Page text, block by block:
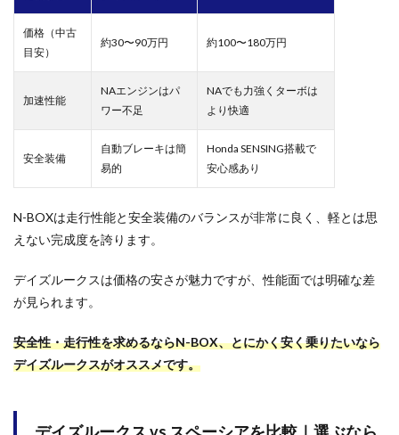
価格（中古
目安）
約30〜90万円 約100〜180万円
加速性能
NAエンジンはパ
ワー不足
NAでも力強くターボは
より快適
安全装備
自動ブレーキは簡
易的
Honda SENSING搭載で
安心感あり
N-BOXは走行性能と安全装備のバランスが非常に良く、軽とは思
えない完成度を誇ります。
デイズルークスは価格の安さが魅力ですが、性能面では明確な差
が見られます。
安全性・走行性を求めるならN-BOX、とにかく安く乗りたいなら
デイズルークスがオススメです。